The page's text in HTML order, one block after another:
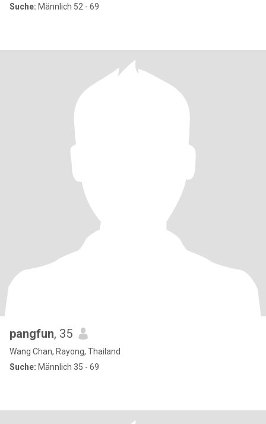
Suche: Männlich 52 - 69
pangfun, 35
Wang Chan, Rayong, Thailand
Suche: Männlich 35 - 69